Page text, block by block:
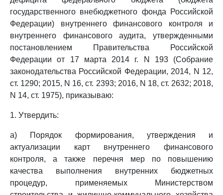
государственного внебюджетного фонда Российской
Федерации) внутреннего финансового контроля и
внутреннего финансового аудита, утвержденными
постановлением Правительства Российской
Федерации от 17 марта 2014 г. N 193 (Собрание
законодательства Российской Федерации, 2014, N 12,
ст. 1290; 2015, N 16, ст. 2393; 2016, N 18, ст. 2632; 2018,
N 14, ст. 1975), приказываю:
1. Утвердить:
а) Порядок формирования, утверждения и
актуализации карт внутреннего финансового
контроля, а также перечня мер по повышению
качества выполнения внутренних бюджетных
процедур, применяемых Министерством